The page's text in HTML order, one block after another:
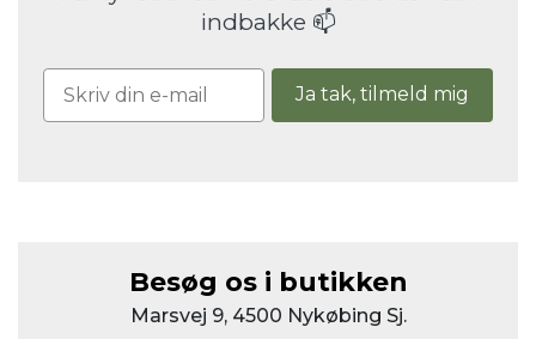
indbakke 📫
Ja tak, tilmeld mig
Besøg os i butikken
Marsvej 9, 4500 Nykøbing Sj.